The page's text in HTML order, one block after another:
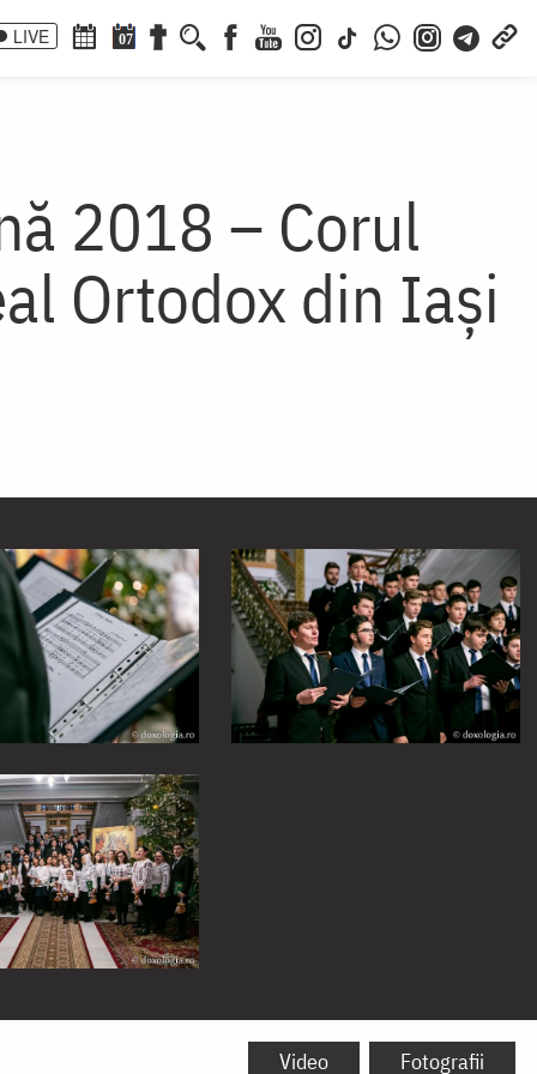
LIVE 07
2018 – Corul
Ortodox din Iași
Video Fotografii